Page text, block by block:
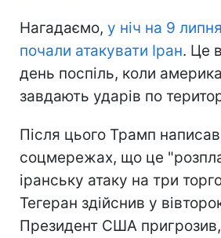
Нагадаємо, у ніч на 9
почали атакувати Іран. Це
день поспіль, коли
завдають ударів по
Після цього Трамп
соцмережах, що це
іранську атаку на три
Тегеран здійснив у
Президент США